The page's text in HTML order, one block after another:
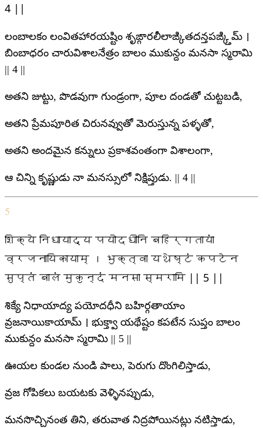
4 ||
లంబాలకం లంవితహారయష్టిం శృఙ్గారలీలాఙ్కితదన్తపఙ్క్తిమ్ ।
బింబాధరం చారువిశాలనేత్రం బాలం ముకున్దం మనసా స్మరామి
|| 4 ||
అతని జుట్టు, పొడవుగా గుండ్రంగా, పూల దండతో చుట్టబడి,
అతని ప్రేమపూరిత చిరునవ్వుతో మెరుస్తున్న పళ్ళతో,
అతని అందమైన కన్నులు ప్రకాశవంతంగా విశాలంగా,
ఆ చిన్ని కృష్ణుడు నా మనస్సులో నిక్షిప్తుడు. || 4 ||
5
शिक्ये निधायाद्य पयोदधीनि बहिर्गतायां
व्रजनायिकायाम् । भुक्त्वा यथेष्टं कपटेन
सुप्तं बालं मुकुन्दं मनसा स्मरामि || 5 ||
శిక్యే నిధాయాద్య పయోదధీని బహిర్గతాయాం
వ్రజనాయికాయామ్ । భుక్త్వా యథేష్టం కపటేన సుప్తం బాలం
ముకున్దం మనసా స్మరామి || 5 ||
ఊయల కుండల నుండి పాలు, పెరుగు దొంగిలిస్తాడు,
వ్రజ గోపికలు బయటకు వెళ్ళినప్పుడు,
మనసొచ్చినంత తిని, తరువాత నిద్రపోయినట్లు నటిస్తాడు,